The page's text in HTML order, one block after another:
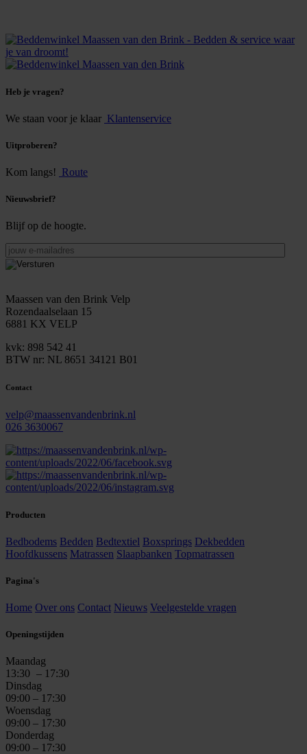
Heb je vragen?
We staan voor je klaar Klantenservice
Uitproberen?
Kom langs! Route
Nieuwsbrief?
Blijf op de hoogte.
jouw
e-
mailadres
Maassen van den Brink Velp
Rozendaalselaan 15
6881 KX VELP
kvk: 898 542 41
BTW nr: NL 8651 34121 B01
Contact
velp@maassenvandenbrink.nl
026 3630067
Producten
Bedbodems Bedden Bedtextiel Boxsprings Dekbedden
Hoofdkussens Matrassen Slaapbanken Topmatrassen
Pagina's
Home Over ons Contact Nieuws Veelgestelde vragen
Openingstijden
Maandag
13:30 – 17:30
Dinsdag
09:00 – 17:30
Woensdag
09:00 – 17:30
Donderdag
09:00 – 17:30